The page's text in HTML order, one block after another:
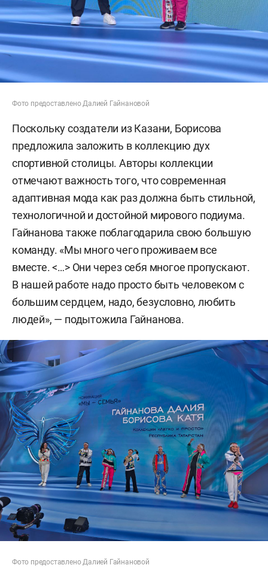
Фото предоставлено Далией Гайнановой
Поскольку создатели из Казани, Борисова
предложила заложить в коллекцию дух
спортивной столицы. Авторы коллекции
отмечают важность того, что современная
адаптивная мода как раз должна быть стильной,
технологичной и достойной мирового подиума.
Гайнанова также поблагодарила свою большую
команду. «Мы много чего проживаем все
вместе. <…> Они через себя многое пропускают.
В нашей работе надо просто быть человеком с
большим сердцем, надо, безусловно, любить
людей», — подытожила Гайнанова.
Фото предоставлено Далией Гайнановой